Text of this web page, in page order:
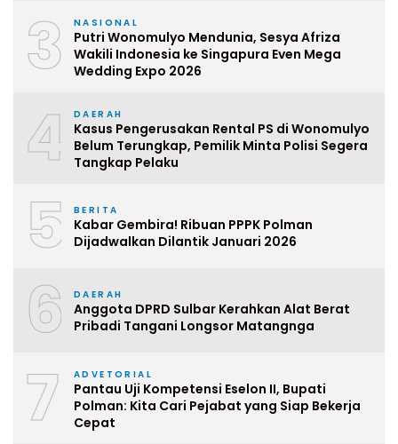
3 NASIONAL
Putri Wonomulyo Mendunia, Sesya Afriza
Wakili Indonesia ke Singapura Even Mega
Wedding Expo 2026
4 DAERAH
Kasus Pengerusakan Rental PS di Wonomulyo
Belum Terungkap, Pemilik Minta Polisi Segera
Tangkap Pelaku
5 BERITA
Kabar Gembira! Ribuan PPPK Polman
Dijadwalkan Dilantik Januari 2026
6 DAERAH
Anggota DPRD Sulbar Kerahkan Alat Berat
Pribadi Tangani Longsor Matangnga
7 ADVETORIAL
Pantau Uji Kompetensi Eselon II, Bupati
Polman: Kita Cari Pejabat yang Siap Bekerja
Cepat